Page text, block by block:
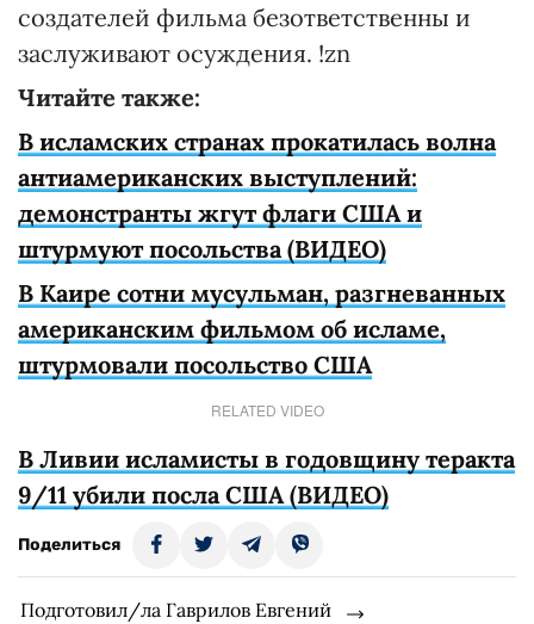
создателей фильма безответственны и
заслуживают осуждения. !zn
Читайте также:
В исламских странах прокатилась волна
антиамериканских выступлений:
демонстранты жгут флаги США и
штурмуют посольства (ВИДЕО)
В Каире сотни мусульман, разгневанных
американским фильмом об исламе,
штурмовали посольство США
RELATED VIDEO
В Ливии исламисты в годовщину теракта
9/11 убили посла США (ВИДЕО)
Поделиться
Подготовил/ла Гаврилов Евгений